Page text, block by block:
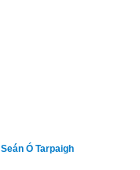
Seán Ó Tarpaigh